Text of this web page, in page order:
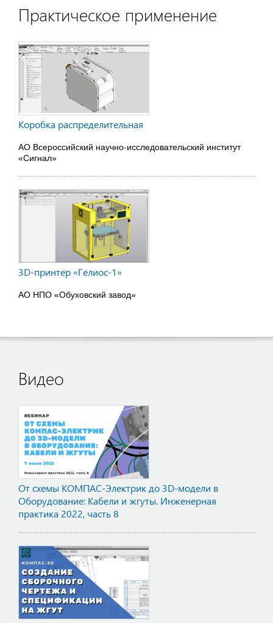
Практическое применение
Коробка распределительная
АО Всероссийский научно-исследовательский институт
«Сигнал»
3D-принтер «Гелиос-1»
АО НПО «Обуховский завод»
Видео
От схемы КОМПАС-Электрик до 3D-модели в
Оборудование: Кабели и жгуты. Инженерная
практика 2022, часть 8